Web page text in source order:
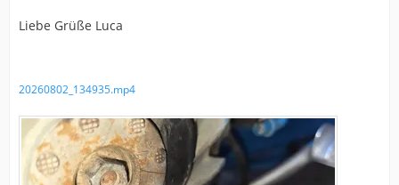
Liebe Grüße Luca
20260802_134935.mp4